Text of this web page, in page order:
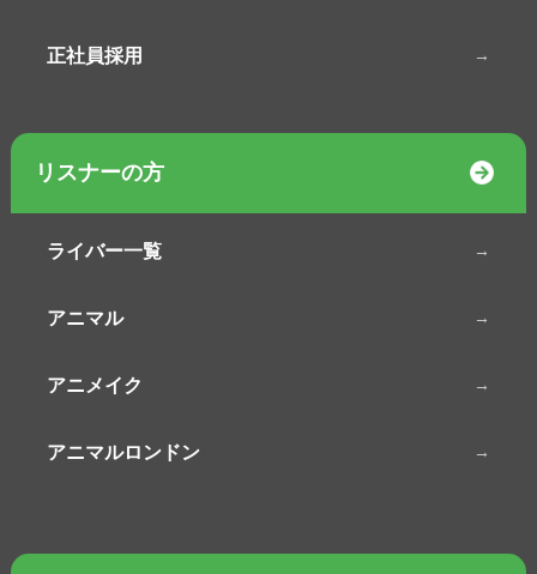
正社員採用
リスナーの方
ライバー一覧
アニマル
アニメイク
アニマルロンドン